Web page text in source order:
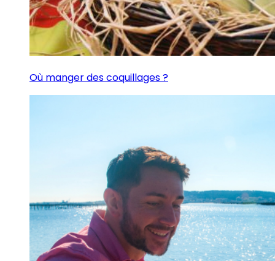
Où manger des coquillages ?